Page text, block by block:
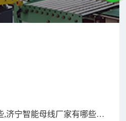
,济宁智能母线厂家有哪些公